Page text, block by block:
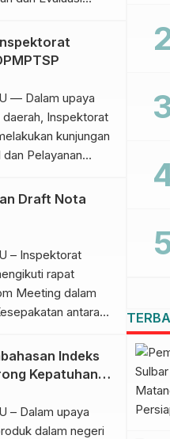
diwujudkan
pada lokus
(OPP) di
Inspektur
melaksanakan […]
— Dalam upaya
Inspektorat
kunjungan
Pelayanan
memastikan
berjalan
sesuai
tersebut
Draft Nota
– Inspektorat
rapat
Meeting dalam
antara
penanganan
tindak
Jumat, 27 Maret
Khusus
Indeks
Kepatuhan
– Dalam upaya
dalam negeri